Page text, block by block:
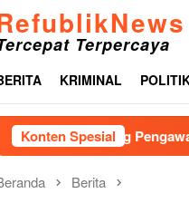
Terpercaya
KRIMINAL
Konten Spesial
Dorong Pengawasan
Berita